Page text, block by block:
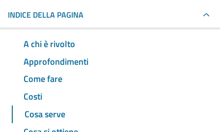
INDICE DELLA PAGINA
A chi è rivolto
Approfondimenti
Come fare
Costi
Cosa serve